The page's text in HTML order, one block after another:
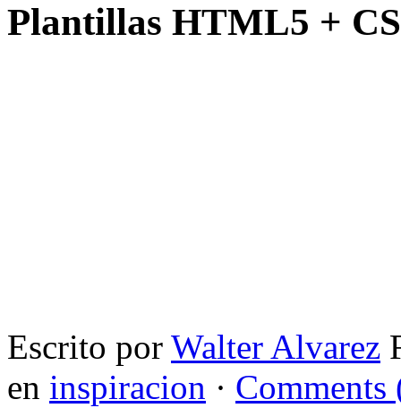
Plantillas HTML5 +
Escrito por Walter Alvarez
en inspiracion · Comments